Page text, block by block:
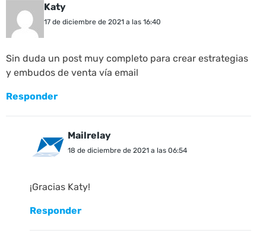
Katy
17 de diciembre de 2021 a las 16:40
Sin duda un post muy completo para crear estrategias
y embudos de venta vía email
Responder
Mailrelay
18 de diciembre de 2021 a las 06:54
¡Gracias Katy!
Responder